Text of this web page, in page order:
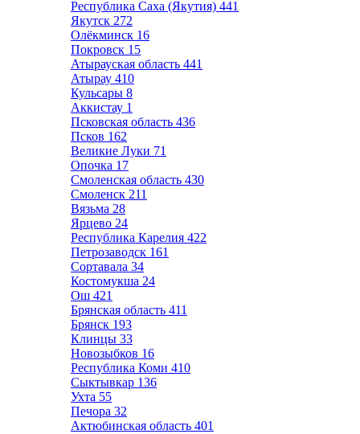
Республика Саха (Якутия) 441
Якутск 272
Олёкминск 16
Покровск 15
Атырауская область 441
Атырау 410
Кульсары 8
Аккистау 1
Псковская область 436
Псков 162
Великие Луки 71
Опочка 17
Смоленская область 430
Смоленск 211
Вязьма 28
Ярцево 24
Республика Карелия 422
Петрозаводск 161
Сортавала 34
Костомукша 24
Ош 421
Брянская область 411
Брянск 193
Клинцы 33
Новозыбков 16
Республика Коми 410
Сыктывкар 136
Ухта 55
Печора 32
Актюбинская область 401